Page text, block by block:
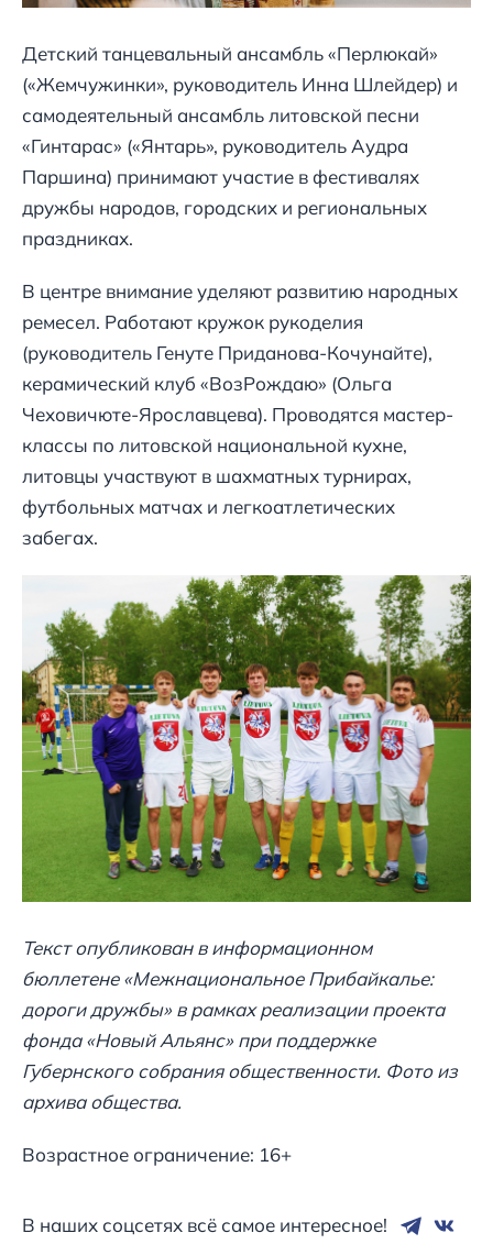
Детский танцевальный ансамбль «Перлюкай»
(«Жемчужинки», руководитель Инна Шлейдер) и
самодеятельный ансамбль литовской песни
«Гинтарас» («Янтарь», руководитель Аудра
Паршина) принимают участие в фестивалях
дружбы народов, городских и региональных
праздниках.
В центре внимание уделяют развитию народных
ремесел. Работают кружок рукоделия
(руководитель Генуте Приданова-Кочунайте),
керамический клуб «ВозРождаю» (Ольга
Чеховичюте-Ярославцева). Проводятся мастер-
классы по литовской национальной кухне,
литовцы участвуют в шахматных турнирах,
футбольных матчах и легкоатлетических
забегах.
Текст опубликован в информационном
бюллетене «Межнациональное Прибайкалье:
дороги дружбы» в рамках реализации проекта
фонда «Новый Альянс» при поддержке
Губернского собрания общественности. Фото из
архива общества.
Возрастное ограничение: 16+
В наших соцсетях всё самое интересное!